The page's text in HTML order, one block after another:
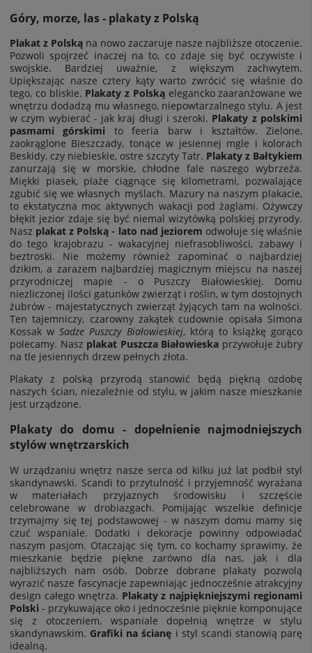
Góry, morze, las - plakaty z Polską
Plakat z Polską na nowo zaczaruje nasze najbliższe otoczenie.
Pozwoli spojrzeć inaczej na to, co zdaje się być oczywiste i
swojskie. Bardziej uważnie, z większym zachwytem.
Upiększając nasze cztery kąty warto zwrócić się właśnie do
tego, co bliskie. Plakaty z Polskąelegancko zaaranżowane we
wnętrzu dodadzą mu własnego, niepowtarzalnego stylu. A jest
w czym wybierać - jak kraj długi i szeroki. Plakaty z polskimi
pasmami górskimi to feeria barw i kształtów. Zielone,
zaokrąglone Bieszczady, tonące w jesiennej mgle i kolorach
Beskidy, czy niebieskie, ostre szczyty Tatr. Plakaty z Bałtykiem
zanurzają się w morskie, chłodne fale naszego wybrzeża.
Miękki piasek, plaże ciągnące się kilometrami, pozwalające
zgubić się we własnych myślach. Mazury na naszym plakacie,
to ekstatyczna moc aktywnych wakacji pod żaglami. Ożywczy
błękit jezior zdaje się być niemal wizytówką polskiej przyrody.
Nasz plakat z Polską - lato nad jeziorem odwołuje się właśnie
do tego krajobrazu - wakacyjnej niefrasobliwości, zabawy i
beztroski. Nie możemy również zapominać o najbardziej
dzikim, a zarazem najbardziej magicznym miejscu na naszej
przyrodniczej mapie - o Puszczy Białowieskiej. Domu
niezliczonej ilości gatunków zwierząt i roślin, w tym dostojnych
żubrów - majestatycznych zwierząt żyjących tam na wolności.
Ten tajemniczy, czarowny zakątek cudownie opisała Simona
Kossak wSadze Puszczy Białowieskiej, którą to książkę gorąco
polecamy. Nasz plakat Puszcza Białowieska przywołuje żubry
na tle jesiennych drzew pełnych złota.
Plakaty z polską przyrodą stanowić będą piękną ozdobę
naszych ścian, niezależnie od stylu, w jakim nasze mieszkanie
jest urządzone.
Plakaty do domu - dopełnienie najmodniejszych
stylów wnętrzarskich
W urządzaniu wnętrz nasze serca od kilku już lat podbił styl
skandynawski. Scandi to przytulność i przyjemność wyrażana
w materiałach przyjaznych środowisku i szczęście
celebrowane w drobiazgach. Pomijając wszelkie definicje
trzymajmy się tej podstawowej - w naszym domu mamy się
czuć wspaniale. Dodatki i dekoracje powinny odpowiadać
naszym pasjom. Otaczając się tym, co kochamy sprawimy, że
mieszkanie będzie piękne zarówno dla nas, jak i dla
najbliższych nam osób. Dobrze dobrane plakaty pozwolą
wyrazić nasze fascynacje zapewniając jednocześnie atrakcyjny
design całego wnętrza. Plakaty z najpiękniejszymi regionami
Polski - przykuwające oko i jednocześnie pięknie komponujące
się z otoczeniem, wspaniale dopełnią wnętrze w stylu
skandynawskim. Grafiki na ścianę i styl scandi stanowią parę
idealną.